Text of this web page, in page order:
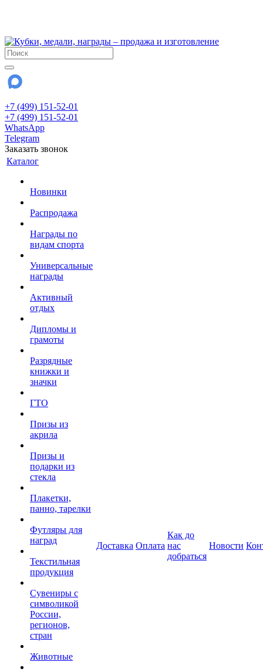
+7 (499) 151-52-01
+7 (499) 151-52-01
WhatsApp
Telegram
Заказать звонок
Каталог
Новинки
Распродажа
Награды по
видам спорта
Универсальные
награды
Активный
отдых
Дипломы и
грамоты
Разрядные
книжки и
значки
ГТО
Призы из
акрила
Призы и
подарки из
стекла
Плакетки,
панно, тарелки
Футляры для
наград
Текстильная
продукция
Сувениры с
символикой
России,
регионов,
стран
Животные
Доставка Оплата
Как до
нас
добраться
Новости